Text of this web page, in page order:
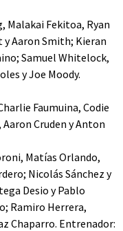
Malakai Fekitoa, Ryan
y Aaron Smith; Kieran
Samuel Whitelock,
y Joe Moody.
Faumuina, Codie
Cruden y Anton
Matías Orlando,
Nicolás Sánchez y
Desio y Pablo
Ramiro Herrera,
Chaparro. Entrenador: